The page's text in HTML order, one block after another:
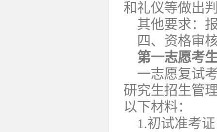
和礼仪等做出
其他要求：
四、资格审
第一志愿考
一志愿复试
研究生招生管
以下材料：
1.初试准考